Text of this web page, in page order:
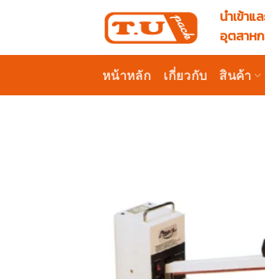
นำเข้าแ
อุตสาห
หน้าหลัก เกี่ยวกับ สินค้า